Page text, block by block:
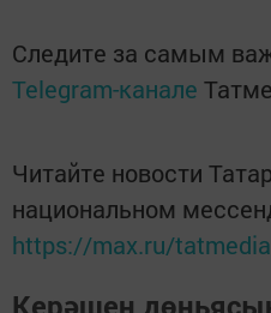
Следите за самым
Telegram-канале
Читайте новости
национальном
https://max.ru/tatmedia
Керәшен